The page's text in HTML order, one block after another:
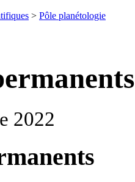
> Pôle planétologie
2022